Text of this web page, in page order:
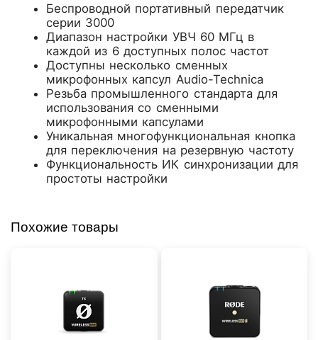
Беспроводной портативный передатчик
серии 3000
Диапазон настройки УВЧ 60 МГц в
каждой из 6 доступных полос частот
Доступны несколько сменных
микрофонных капсул Audio-Technica
Резьба промышленного стандарта для
использования со сменными
микрофонными капсулами
Уникальная многофункциональная кнопка
для переключения на резервную частоту
Функциональность ИК синхронизации для
простоты настройки
Похожие товары